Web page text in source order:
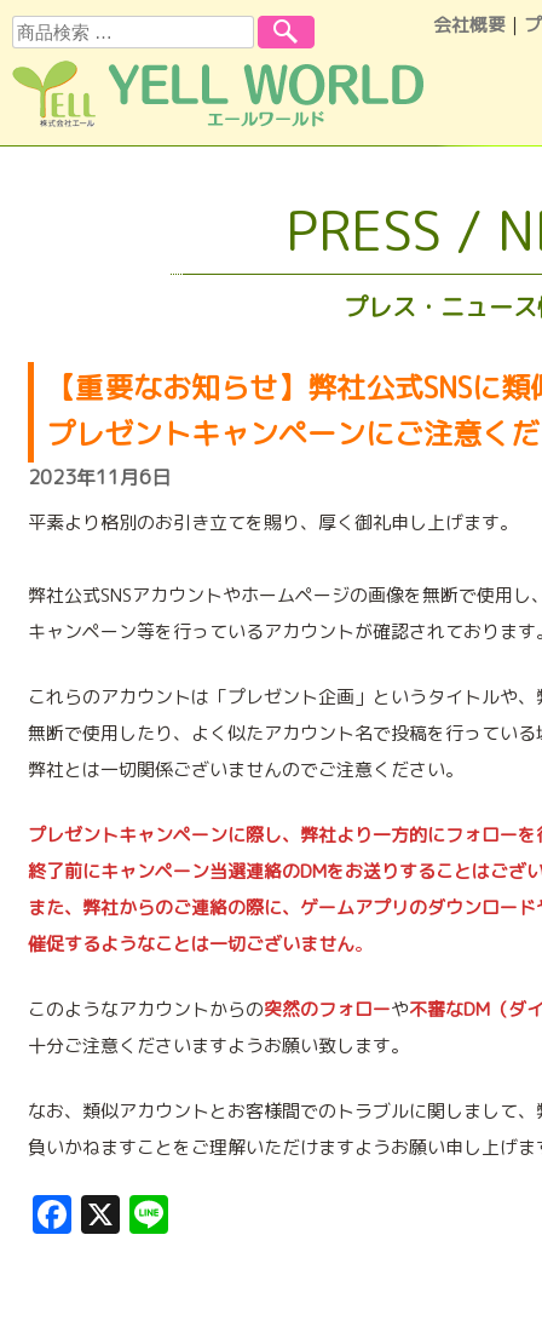
会社概要 ｜
検索
PRESS /
プレス・ニュー
【重要なお知らせ】弊社公式SNSに
プレゼントキャンペーンにご注意く
2023年11月6日
平素より格別のお引き立てを賜り、厚く御礼申し上げます。
弊社公式SNSアカウントやホームページの画像を無断で使用し
キャンペーン等を行っているアカウントが確認されております
これらのアカウントは「プレゼント企画」というタイトルや
無断で使用したり、よく似たアカウント名で投稿を行ってい
弊社とは一切関係ございませんのでご注意ください。
プレゼントキャンペーンに際し、弊社より一方的にフォロー
終了前にキャンペーン当選連絡のDMをお送りすることはござ
また、弊社からのご連絡の際に、ゲームアプリのダウンロー
催促するようなことは一切ございません。
このようなアカウントからの突然のフォローや不審なDM（ダ
十分ご注意くださいますようお願い致します。
なお、類似アカウントとお客様間でのトラブルに関しまして
負いかねますことをご理解いただけますようお願い申し上げま
Facebook
X Line